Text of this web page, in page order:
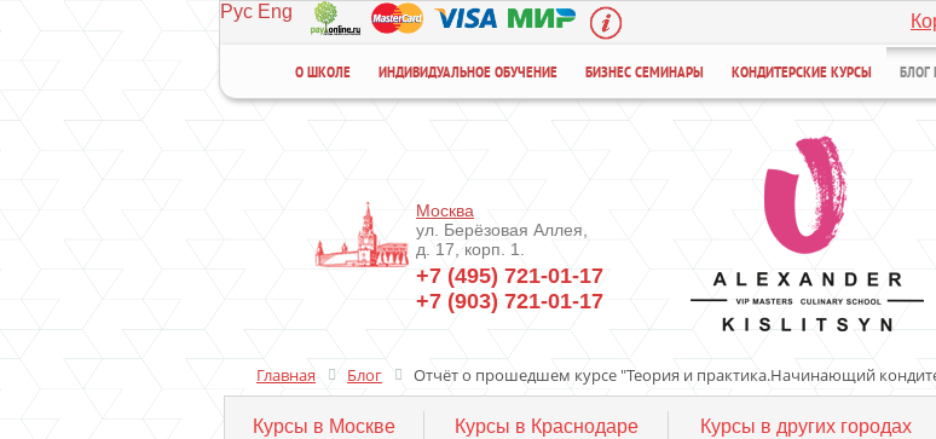
Рус Eng
О ШКОЛЕ ИНДИВИДУАЛЬНОЕ ОБУЧЕНИЕ БИЗНЕС СЕМИНАРЫ КОНДИТЕРСКИЕ КУРСЫ
Москва
ул. Берёзовая Аллея,
д. 17, корп. 1.
+7 (495) 721-01-17
+7 (903) 721-01-17
Главная Блог Отчёт о прошедшем курсе "Теория и практика.Начинающий
Курсы в Москве Курсы в Краснодаре Курсы в других городах